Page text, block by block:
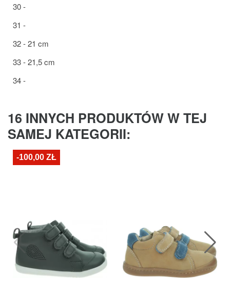
30 -
31 -
32 - 21 cm
33 - 21,5 cm
34 -
16 INNYCH PRODUKTÓW W TEJ
SAMEJ KATEGORII:
-100,00 ZŁ